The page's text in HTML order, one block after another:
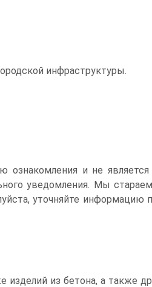
инфраструктуры.
и не
уведомления. Мы
уточняйте
из бетона, а также